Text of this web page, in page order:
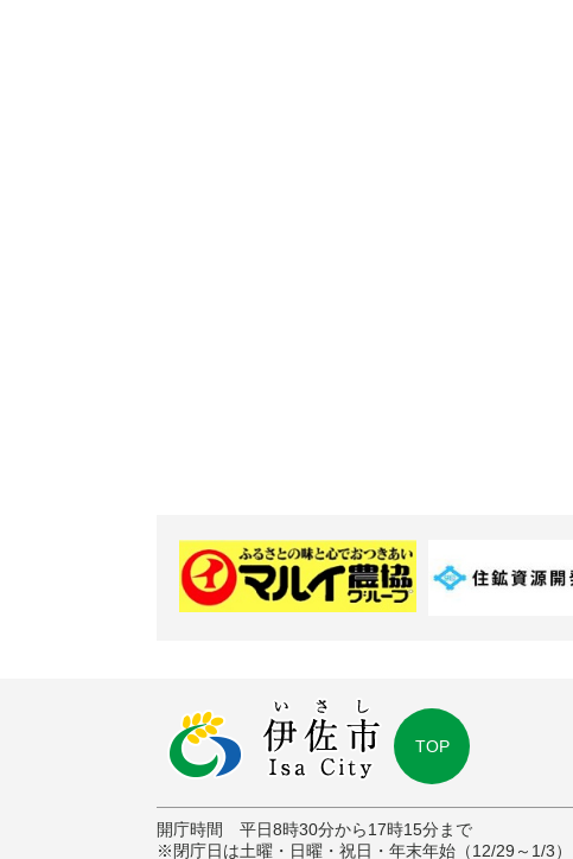
TOP
開庁時間 平日8時30分から17時15分まで
※閉庁日は土曜・日曜・祝日・年末年始（12/29～1/3）